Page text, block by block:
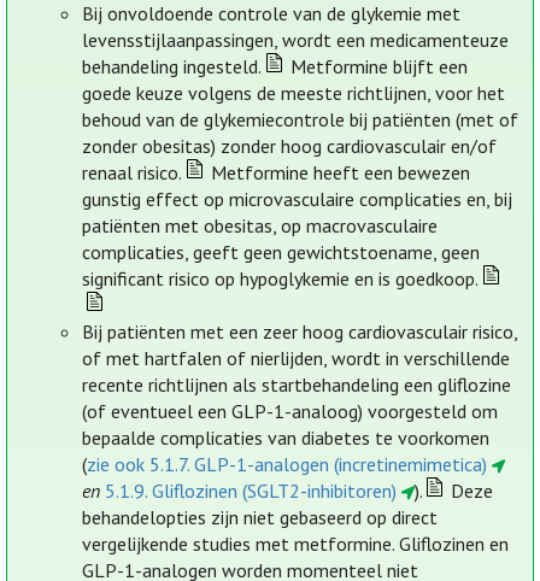
Bij onvoldoende controle van de glykemie met
levensstijlaanpassingen, wordt een medicamenteuze
behandeling ingesteld.
Metformine blijft een
goede keuze volgens de meeste richtlijnen, voor het
behoud van de glykemiecontrole bij patiënten (met of
zonder obesitas) zonder hoog cardiovasculair en/of
renaal risico.
Metformine heeft een bewezen
gunstig effect op microvasculaire complicaties en, bij
patiënten met obesitas, op macrovasculaire
complicaties, geeft geen gewichtstoename, geen
significant risico op hypoglykemie en is goedkoop.
Bij patiënten met een zeer hoog cardiovasculair risico,
of met hartfalen of nierlijden, wordt in verschillende
recente richtlijnen als startbehandeling een gliflozine
(of eventueel een GLP-1-analoog) voorgesteld om
bepaalde complicaties van diabetes te voorkomen
(zie ook 5.1.7. GLP-1-analogen (incretinemimetica)
en 5.1.9. Gliflozinen (SGLT2-inhibitoren) ).
Deze
behandelopties zijn niet gebaseerd op direct
vergelijkende studies met metformine. Gliflozinen en
GLP-1-analogen worden momenteel niet